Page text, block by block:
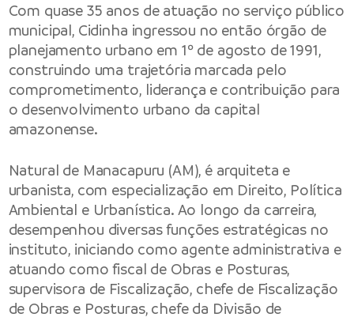
Com quase 35 anos de atuação no serviço público
municipal, Cidinha ingressou no então órgão de
planejamento urbano em 1º de agosto de 1991,
construindo uma trajetória marcada pelo
comprometimento, liderança e contribuição para
o desenvolvimento urbano da capital
amazonense.
Natural de Manacapuru (AM), é arquiteta e
urbanista, com especialização em Direito, Política
Ambiental e Urbanística. Ao longo da carreira,
desempenhou diversas funções estratégicas no
instituto, iniciando como agente administrativa e
atuando como fiscal de Obras e Posturas,
supervisora de Fiscalização, chefe de Fiscalização
de Obras e Posturas, chefe da Divisão de